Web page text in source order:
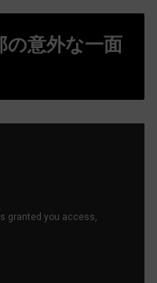
の意外な一面